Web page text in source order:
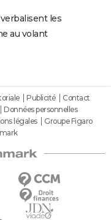
les
au volant
Publicité
Contact
Données personnelles
légales
Groupe Figaro